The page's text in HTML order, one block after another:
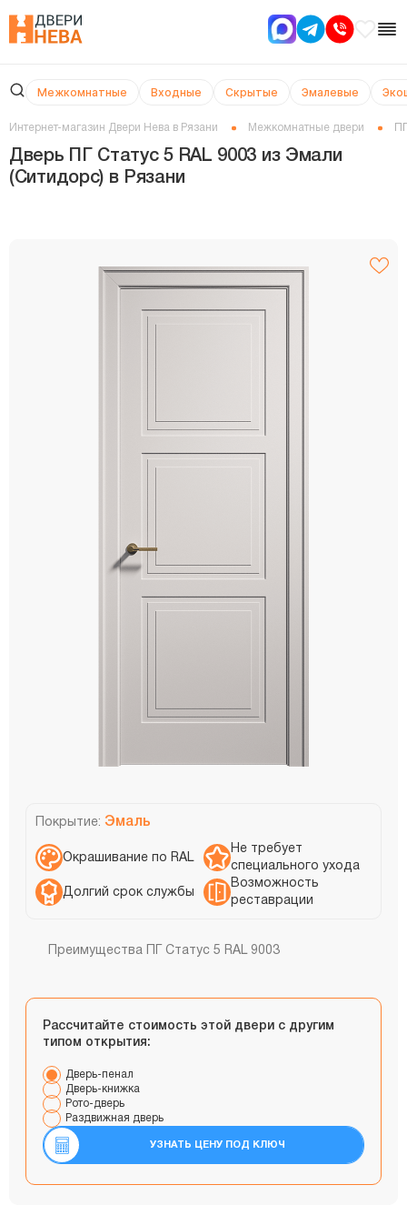
Межкомнатные Входные Скрытые Эмалевые
Интернет-магазин Двери Нева в Рязани Межкомнатные двери
Дверь ПГ Статус 5 RAL 9003 из Эмали
(Ситидорс) в Рязани
Покрытие: Эмаль
Окрашивание по RAL
Не требует
специального ухода
Долгий срок службы
Возможность
реставрации
Преимущества ПГ Статус 5 RAL 9003
Рассчитайте стоимость этой двери с другим
типом открытия:
Дверь-пенал
Дверь-книжка
Рото-дверь
Раздвижная дверь
УЗНАТЬ ЦЕНУ ПОД КЛЮЧ